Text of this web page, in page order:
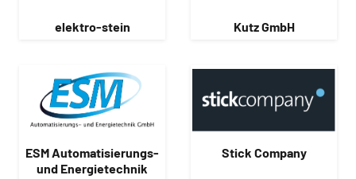
elektro-stein Kutz GmbH
ESM Automatisierungs-
und Energietechnik
Stick Company